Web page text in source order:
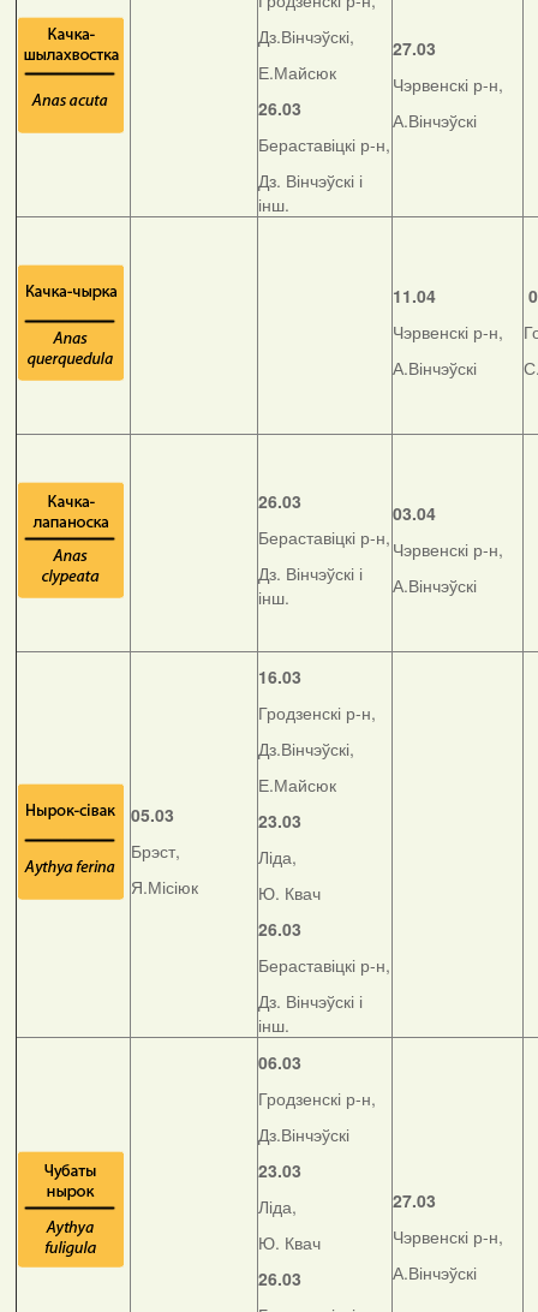
Дз.Вінчэўскі,
Е.Майсюк
26.03
Бераставіцкі р-н,
Дз. Вінчэўскі і
інш.
27.03
Чэрвенскі р-н,
А.Вінчэўскі
11.04
Чэрвенскі р-н,
А.Вінчэўскі
26.03
Бераставіцкі р-н,
Дз. Вінчэўскі і
інш.
03.04
Чэрвенскі р-н,
А.Вінчэўскі
05.03
Брэст,
Я.Місіюк
16.03
Гродзенскі р-н,
Дз.Вінчэўскі,
Е.Майсюк
23.03
Ліда,
Ю. Квач
26.03
Бераставіцкі р-н,
Дз. Вінчэўскі і
інш.
06.03
Гродзенскі р-н,
Дз.Вінчэўскі
23.03
Ліда,
Ю. Квач
26.03
27.03
Чэрвенскі р-н,
А.Вінчэўскі